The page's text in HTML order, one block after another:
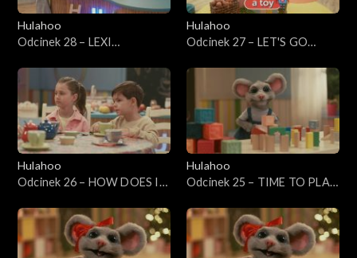
Hulahoo
Odcinek 28 – LEXI
Hulahoo
Odcinek 27 – LET'S GO
zakupy
Hulahoo
Odcinek 26 – HOW DOES IT
Hulahoo
Odcinek 25 – TIME TO PLAY